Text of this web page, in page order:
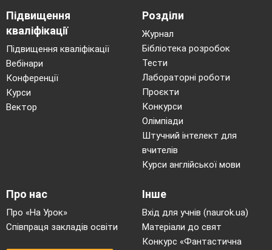
Підвищення
кваліфікації
Підвищення кваліфікації
Вебінари
Конференції
Курси
Вектор
Розділи
Журнал
Бібліотека розробок
Тести
Лабораторні роботи
Проєкти
Конкурси
Олімпіади
Штучний інтелект для
вчителів
Курси англійської мови
Про нас
Про «На Урок»
Співпраця закладів освіти
Інше
Вхід для учнів (naurok.ua)
Матеріали до свят
Конкурс «Фантастична